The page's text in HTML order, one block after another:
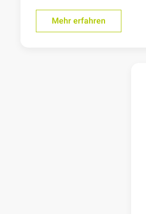
Mehr erfahren